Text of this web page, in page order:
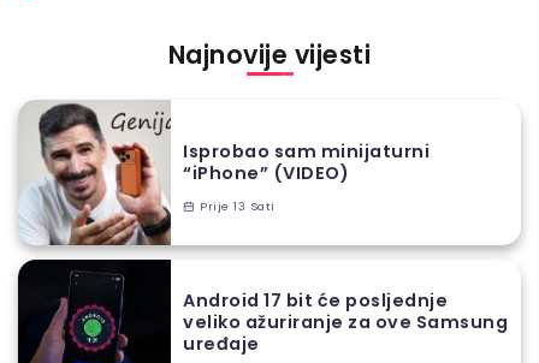
Najnovije vijesti
Isprobao sam minijaturni
“iPhone” (VIDEO)
Prije 13 Sati
Android 17 bit će posljednje
veliko ažuriranje za ove Samsung
uređaje